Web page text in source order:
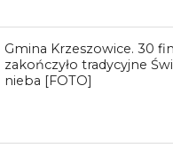
Gmina Krzeszowice. 30
zakończyło tradycyjne
nieba [FOTO]